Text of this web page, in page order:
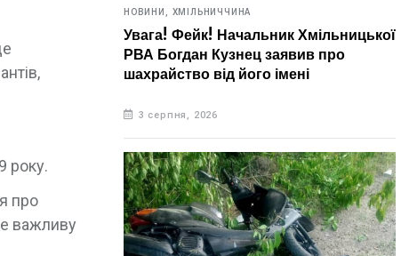
року.
про
важливу
НОВИНИ, ХМІЛЬНИЧЧИНА
Увага! Фейк! Начальник Хмільницької
РВА Богдан Кузнец заявив про
шахрайство від його імені
3 серпня, 2026